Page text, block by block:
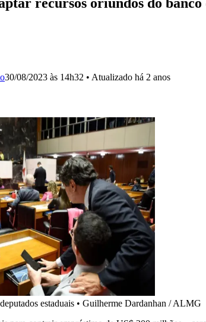
30/08/2023 às 14h32 • Atualizado há 2 anos
estaduais • Guilherme Dardanhan / ALMG